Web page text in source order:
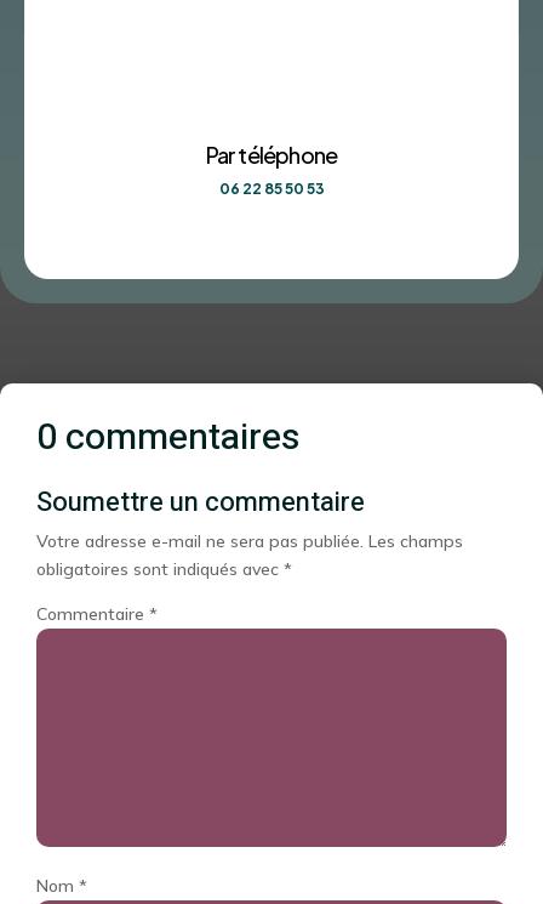
Par téléphone
06 22 85 50 53
0 commentaires
Soumettre un commentaire
Votre adresse e-mail ne sera pas publiée. Les champs
obligatoires sont indiqués avec *
Commentaire *
Nom *